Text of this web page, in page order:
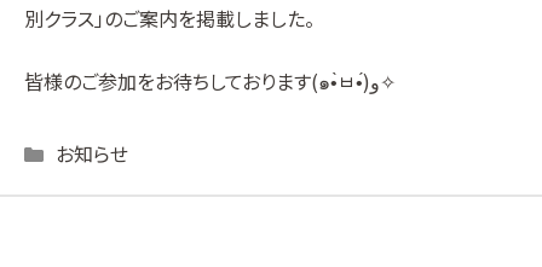
別クラス」のご案内を掲載しました。
皆様のご参加をお待ちしております(๑•̀ㅂ•́)و✧
Categories
お知らせ